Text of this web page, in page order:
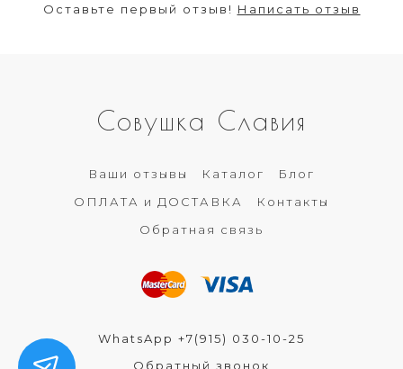
Оставьте первый отзыв! Написать отзыв
Совушка Славия
Ваши отзывы Каталог
Блог
ОПЛАТА и ДОСТАВКА
Контакты
Обратная связь
WhatsApp +7(915) 030-10-25
Обратный звонок